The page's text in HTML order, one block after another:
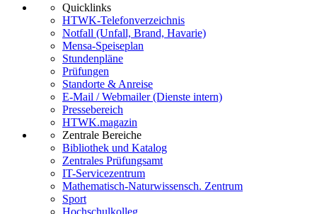
Quicklinks
HTWK-Telefonverzeichnis
Notfall (Unfall, Brand, Havarie)
Mensa-Speiseplan
Stundenpläne
Prüfungen
Standorte & Anreise
E-Mail / Webmailer (Dienste intern)
Pressebereich
HTWK.magazin
Zentrale Bereiche
Bibliothek und Katalog
Zentrales Prüfungsamt
IT-Servicezentrum
Mathematisch-Naturwissensch. Zentrum
Sport
Hochschulkolleg